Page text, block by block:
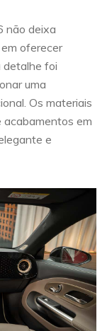
não deixa
oferecer
detalhe foi
uma
Os materiais
acabamentos em
e